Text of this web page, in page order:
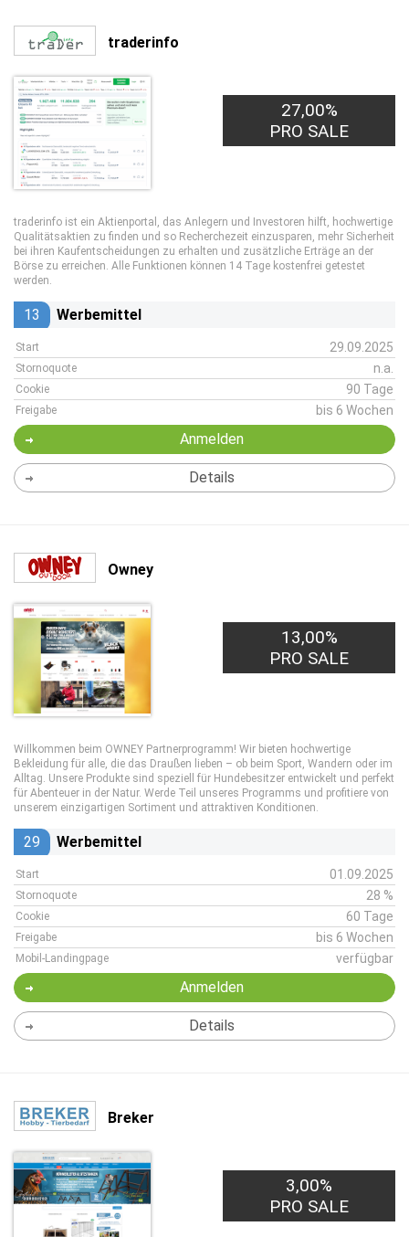
traderinfo
27,00%
PRO SALE
traderinfo ist ein Aktienportal, das Anlegern und Investoren hilft, hochwertige
Qualitätsaktien zu finden und so Recherchezeit einzusparen, mehr Sicherheit
bei ihren Kaufentscheidungen zu erhalten und zusätzliche Erträge an der
Börse zu erreichen. Alle Funktionen können 14 Tage kostenfrei getestet
werden.
13 Werbemittel
Start 29.09.2025
Stornoquote n.a.
Cookie 90 Tage
Freigabe bis 6 Wochen
Anmelden
Details
Owney
13,00%
PRO SALE
Willkommen beim OWNEY Partnerprogramm! Wir bieten hochwertige
Bekleidung für alle, die das Draußen lieben – ob beim Sport, Wandern oder im
Alltag. Unsere Produkte sind speziell für Hundebesitzer entwickelt und perfekt
für Abenteuer in der Natur. Werde Teil unseres Programms und profitiere von
unserem einzigartigen Sortiment und attraktiven Konditionen.
29 Werbemittel
Start 01.09.2025
Stornoquote 28 %
Cookie 60 Tage
Freigabe bis 6 Wochen
Mobil-Landingpage verfügbar
Anmelden
Details
Breker
3,00%
PRO SALE